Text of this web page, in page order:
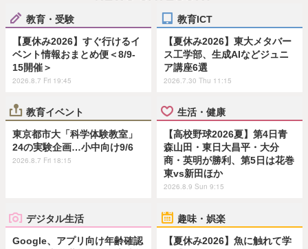
教育・受験
【夏休み2026】すぐ行けるイ
ベント情報おまとめ便＜8/9-
15開催＞
2026.8.7 Fri 19:45
教育ICT
【夏休み2026】東大メタバー
ス工学部、生成AIなどジュニ
ア講座6選
2026.7.30 Thu 11:15
教育イベント
東京都市大「科学体験教室」
24の実験企画…小中向け9/6
2026.8.7 Fri 18:15
生活・健康
【高校野球2026夏】第4日青
森山田・東日大昌平・大分
商・英明が勝利、第5日は花巻
東vs新田ほか
2026.8.9 Sun 9:15
デジタル生活
Google、アプリ向け年齢確認
趣味・娯楽
【夏休み2026】魚に触れて学